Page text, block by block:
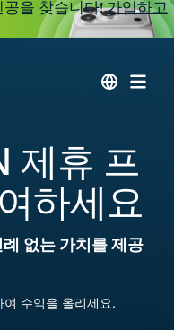
공을 찾습니다!가입하고
제휴 프
하세요
없는 가치를 제공
수익을 올리세요.